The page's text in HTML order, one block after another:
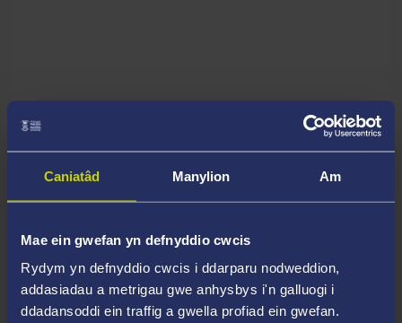
Caniatâd Manylion Am
Mae ein gwefan yn defnyddio cwcis
Rydym yn defnyddio cwcis i ddarparu nodweddion,
addasiadau a metrigau gwe anhysbys i'n galluogi i
ddadansoddi ein traffig a gwella profiad ein gwefan.